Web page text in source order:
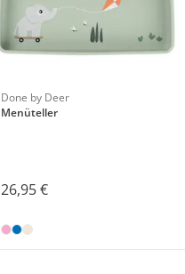
Done by Deer
Menüteller
26,95 €